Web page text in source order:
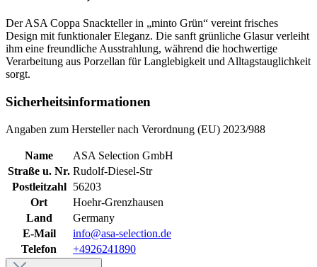
Der ASA Coppa Snackteller in „minto Grün“ vereint frisches
Design mit funktionaler Eleganz. Die sanft grünliche Glasur verleiht
ihm eine freundliche Ausstrahlung, während die hochwertige
Verarbeitung aus Porzellan für Langlebigkeit und Alltagstauglichkeit
sorgt.
Sicherheitsinformationen
Angaben zum Hersteller nach Verordnung (EU) 2023/988
Name
ASA Selection GmbH
Straße u. Nr. Rudolf-Diesel-Str
Postleitzahl
56203
Ort
Hoehr-Grenzhausen
Land
Germany
E-Mail
info@asa-selection.de
Telefon
+4926241890